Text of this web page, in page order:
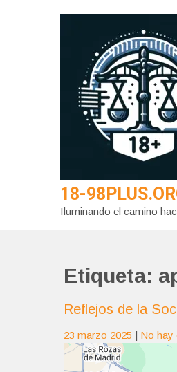
18-
Iluminando el camino
Etiqueta:
Reflejos de la
23 marzo 2025 | No hay